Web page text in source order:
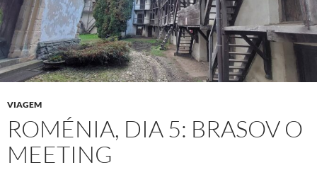
VIAGEM
ROMÉNIA, DIA 5: BRASOV O
MEETING